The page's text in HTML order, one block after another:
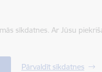
sīkdatnes. Ar Jūsu
Pārvaldīt sīkdatnes